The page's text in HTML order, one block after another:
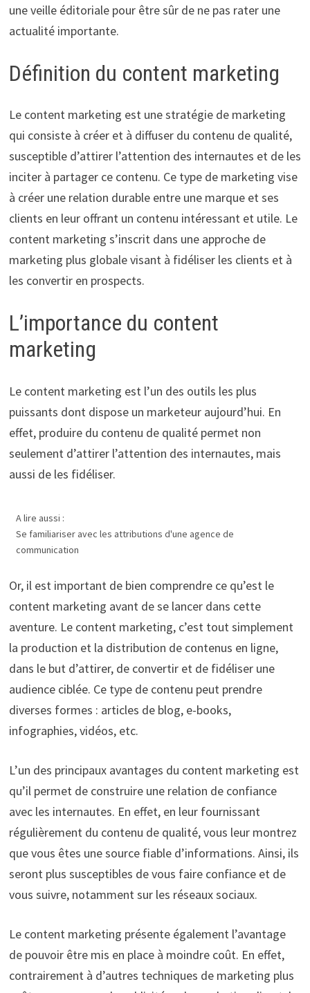
une veille éditoriale pour être sûr de ne pas rater une
actualité importante.
Définition du content marketing
Le content marketing est une stratégie de marketing
qui consiste à créer et à diffuser du contenu de qualité,
susceptible d’attirer l’attention des internautes et de les
inciter à partager ce contenu. Ce type de marketing vise
à créer une relation durable entre une marque et ses
clients en leur offrant un contenu intéressant et utile. Le
content marketing s’inscrit dans une approche de
marketing plus globale visant à fidéliser les clients et à
les convertir en prospects.
L’importance du content
marketing
Le content marketing est l’un des outils les plus
puissants dont dispose un marketeur aujourd’hui. En
effet, produire du contenu de qualité permet non
seulement d’attirer l’attention des internautes, mais
aussi de les fidéliser.
A lire aussi :
Se familiariser avec les attributions d'une agence de
communication
Or, il est important de bien comprendre ce qu’est le
content marketing avant de se lancer dans cette
aventure. Le content marketing, c’est tout simplement
la production et la distribution de contenus en ligne,
dans le but d’attirer, de convertir et de fidéliser une
audience ciblée. Ce type de contenu peut prendre
diverses formes : articles de blog, e-books,
infographies, vidéos, etc.
L’un des principaux avantages du content marketing est
qu’il permet de construire une relation de confiance
avec les internautes. En effet, en leur fournissant
régulièrement du contenu de qualité, vous leur montrez
que vous êtes une source fiable d’informations. Ainsi, ils
seront plus susceptibles de vous faire confiance et de
vous suivre, notamment sur les réseaux sociaux.
Le content marketing présente également l’avantage
de pouvoir être mis en place à moindre coût. En effet,
contrairement à d’autres techniques de marketing plus